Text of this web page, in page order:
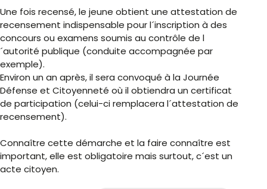
Une fois recensé, le jeune obtient une attestation de
recensement indispensable pour l´inscription à des
concours ou examens soumis au contrôle de l
´autorité publique (conduite accompagnée par
exemple).
Environ un an après, il sera convoqué à la Journée
Défense et Citoyenneté où il obtiendra un certificat
de participation (celui-ci remplacera l´attestation de
recensement).
Connaître cette démarche et la faire connaître est
important, elle est obligatoire mais surtout, c´est un
acte citoyen.